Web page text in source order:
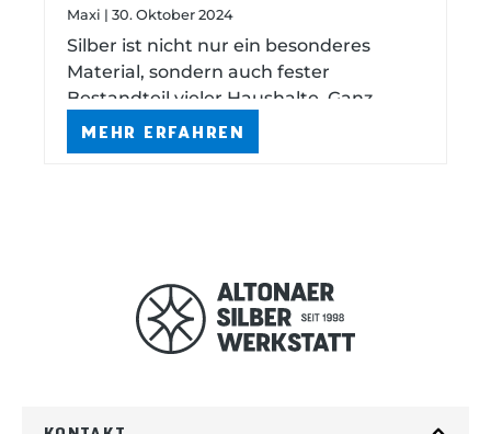
– so funktioniert´s ganz
mühelos
Maxi | 30. Oktober 2024
Silber ist nicht nur ein besonderes
Material, sondern auch fester
Bestandteil vieler Haushalte. Ganz
gleich, ob Du edles Silberbesteck,
Münzen und Kerzenleuchter aus Silber
MEHR ERFAHREN